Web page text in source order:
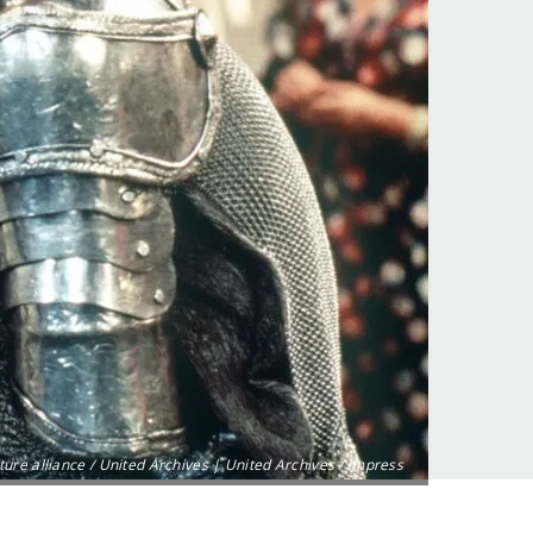
alliance / United Archives | United Archives / Impress